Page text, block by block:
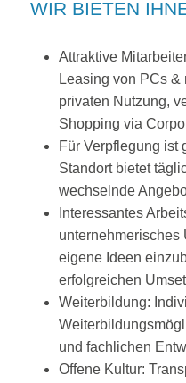
WIR BIETEN
Attraktive
Leasing von PCs
privaten Nutzung,
Shopping via
Für Verpflegung ist
Standort bietet
wechselnde
Interessantes
unternehmerisches
eigene Ideen
erfolgreichen
Weiterbildung:
und fachlichen
Offene Kultur: